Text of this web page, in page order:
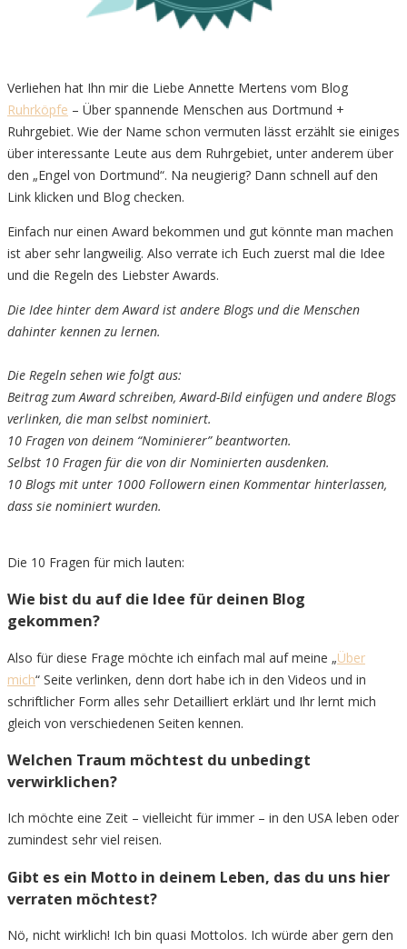
Verliehen hat Ihn mir die Liebe Annette Mertens vom Blog
Ruhrköpfe – Über spannende Menschen aus Dortmund +
Ruhrgebiet. Wie der Name schon vermuten lässt erzählt sie einiges
über interessante Leute aus dem Ruhrgebiet, unter anderem über
den „Engel von Dortmund“. Na neugierig? Dann schnell auf den
Link klicken und Blog checken.
Einfach nur einen Award bekommen und gut könnte man machen
ist aber sehr langweilig. Also verrate ich Euch zuerst mal die Idee
und die Regeln des Liebster Awards.
Die Idee hinter dem Award ist andere Blogs und die Menschen
dahinter kennen zu lernen.
Die Regeln sehen wie folgt aus:
Beitrag zum Award schreiben, Award-Bild einfügen und andere Blogs
verlinken, die man selbst nominiert.
10 Fragen von deinem “Nominierer” beantworten.
Selbst 10 Fragen für die von dir Nominierten ausdenken.
10 Blogs mit unter 1000 Followern einen Kommentar hinterlassen,
dass sie nominiert wurden.
Die 10 Fragen für mich lauten:
Wie bist du auf die Idee für deinen Blog
gekommen?
Also für diese Frage möchte ich einfach mal auf meine „Über
mich“ Seite verlinken, denn dort habe ich in den Videos und in
schriftlicher Form alles sehr Detailliert erklärt und Ihr lernt mich
gleich von verschiedenen Seiten kennen.
Welchen Traum möchtest du unbedingt
verwirklichen?
Ich möchte eine Zeit – vielleicht für immer – in den USA leben oder
zumindest sehr viel reisen.
Gibt es ein Motto in deinem Leben, das du uns hier
verraten möchtest?
Nö, nicht wirklich! Ich bin quasi Mottolos. Ich würde aber gern den